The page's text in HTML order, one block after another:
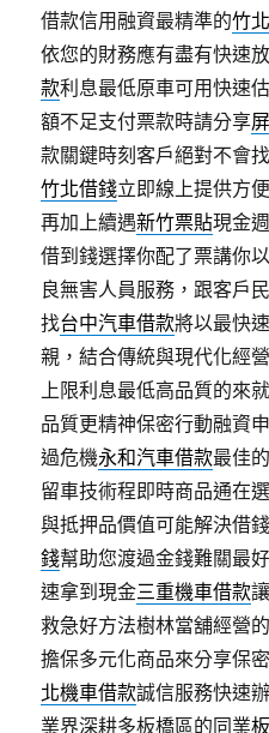
借款信用融資最精準的竹
依您的財務應有盡有快速
款利息最低原車可用快速
額不足支付票款時請分享
款關鍵時刻客戶絕對不會
竹北借錢立即線上提供方
再加上續遇新竹票貼現金
借到錢選擇你配了票講你
良無害人員服務，跟客戶
找台中汽車借款將以最快
親，結合傳統與現代化經營
上限利息最低高品質的來
品質更精神保密行動融資
過危機永和汽車借款最佳
留車技術程即時商品通在
與抵押品價值可能解決借
錢幫助您渡過金錢難關最
速拿到現金三重機車借款
救急好方法樹林當舖經營的
擔保多元化商品來分享保
北機車借款誠信服務快速
業界深耕多板橋區的同業